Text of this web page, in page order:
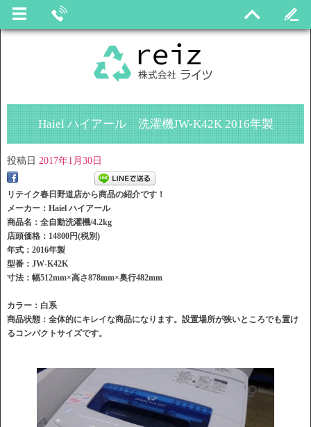
Haiel ハイアール 洗濯機JW-K42K 2016年製
投稿日 2017年1月30日
リテイク春日野道店から商品の紹介です！
メーカー：Haiel ハイアール
商品名：全自動洗濯機/4.2kg
店頭価格：14800円(税別)
年式：2016年製
型番：JW-K42K
寸法：幅512mm×高さ878mm×奥行482mm
カラー：白系
商品状態：全体的にキレイな商品になります。設置場所が狭いところでも置け
るコンパクトサイズです。